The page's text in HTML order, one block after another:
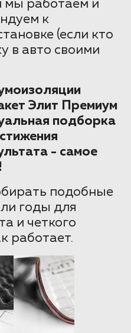
работаем и
к
(если кто
в авто своими
Элит Премиум
подборка
- самое
подобные
годы для
и четкого
работает.